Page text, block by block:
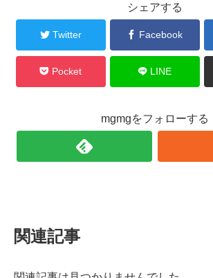
シェアする
Twitter Facebook
Pocket LINE
mgmgをフォローする
関連記事